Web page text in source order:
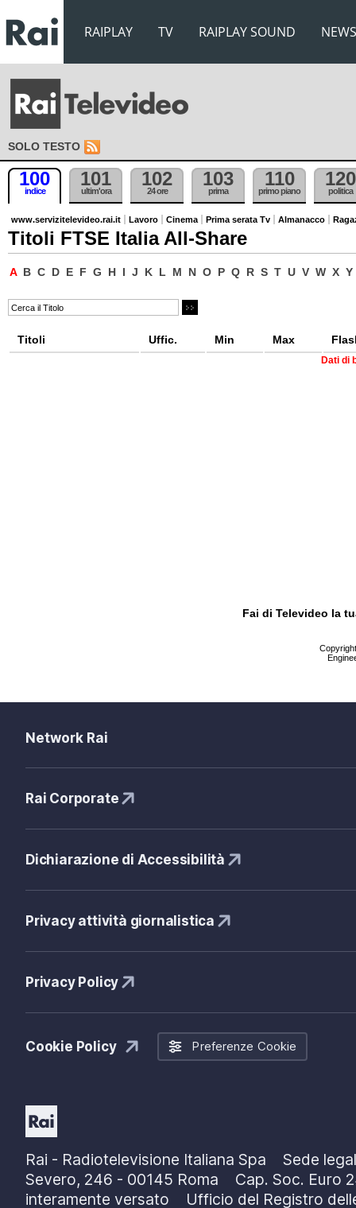
RAIPLAY TV RAIPLAY SOUND NEWS
SOLO TESTO
100
indice
101
ultim'ora
102
24 ore
103
prima
110
primo piano
120
politica
www.servizitelevideo.rai.it Lavoro Cinema Prima serata Tv Almanacco
Titoli FTSE Italia All-Share
A B C D E F G H I J K L M N O P Q R S T U V W X Y
Titoli Uffic. Min Max
Dati di
Fai di Televideo la